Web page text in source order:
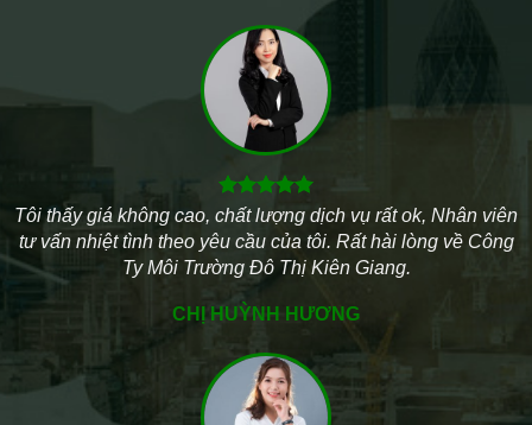
Tôi thấy giá không cao, chất lượng dịch vụ rất ok, Nhân viên
tư vấn nhiệt tình theo yêu cầu của tôi. Rất hài lòng về Công
Ty Môi Trường Đô Thị Kiên Giang.
CHỊ HUỲNH HƯƠNG